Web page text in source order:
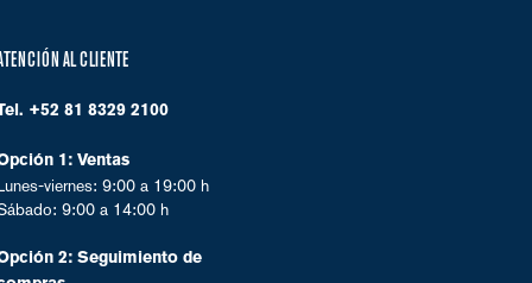
AL CLIENTE
+52 81 8329 2100
1: Ventas
viernes: 9:00 a 19:00 h
9:00 a 14:00 h
2: Seguimiento de